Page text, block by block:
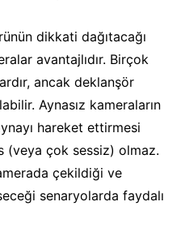
dikkati dağıtacağı
avantajlıdır. Birçok
ancak deklanşör
Aynasız kameraların
hareket ettirmesi
(veya çok sessiz) olmaz.
çekildiği ve
senaryolarda faydalı